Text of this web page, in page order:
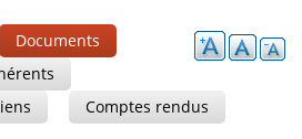
Documents
Comptes rendus